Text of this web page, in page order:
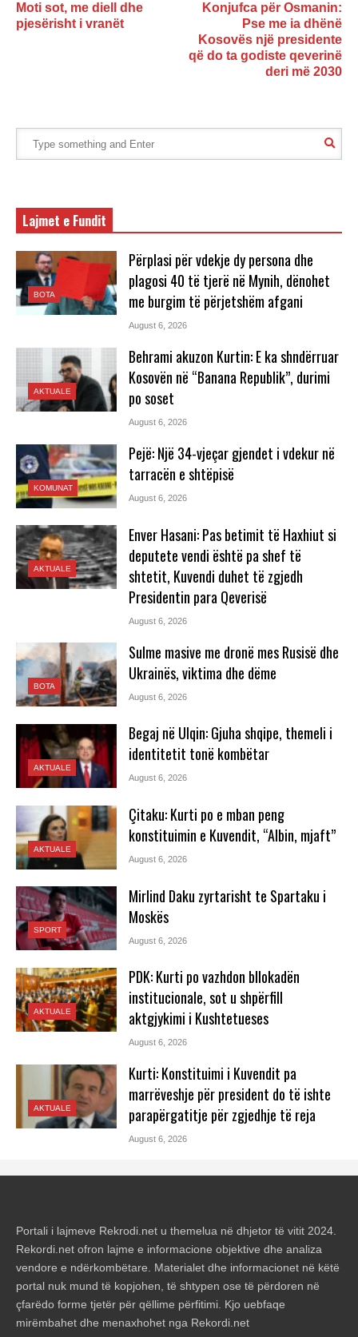
Moti sot, me diell dhe
pjesërisht i vranët
Konjufca për Osmanin:
Pse me ia dhënë
Kosovës një presidente
që do ta godiste qeverinë
deri më 2030
Lajmet e Fundit
BOTA
Përplasi për vdekje dy persona dhe
plagosi 40 të tjerë në Mynih, dënohet
me burgim të përjetshëm afgani
August 6, 2026
AKTUALE
Behrami akuzon Kurtin: E ka shndërruar
Kosovën në “Banana Republik”, durimi
po soset
August 6, 2026
KOMUNAT
Pejë: Një 34-vjeçar gjendet i vdekur në
tarracën e shtëpisë
August 6, 2026
AKTUALE
Enver Hasani: Pas betimit të Haxhiut si
deputete vendi është pa shef të
shtetit, Kuvendi duhet të zgjedh
Presidentin para Qeverisë
August 6, 2026
BOTA
Sulme masive me dronë mes Rusisë dhe
Ukrainës, viktima dhe dëme
August 6, 2026
AKTUALE
Begaj në Ulqin: Gjuha shqipe, themeli i
identitetit tonë kombëtar
August 6, 2026
AKTUALE
Çitaku: Kurti po e mban peng
konstituimin e Kuvendit, “Albin, mjaft”
August 6, 2026
SPORT
Mirlind Daku zyrtarisht te Spartaku i
Moskës
August 6, 2026
AKTUALE
PDK: Kurti po vazhdon bllokadën
institucionale, sot u shpërfill
aktgjykimi i Kushtetueses
August 6, 2026
AKTUALE
Kurti: Konstituimi i Kuvendit pa
marrëveshje për president do të ishte
parapërgatitje për zgjedhje të reja
August 6, 2026
Portali i lajmeve Rekrodi.net u themelua në dhjetor të vitit 2024.
Rekordi.net ofron lajme e informacione objektive dhe analiza
vendore e ndërkombëtare. Materialet dhe informacionet në këtë
portal nuk mund të kopjohen, të shtypen ose të përdoren në
çfarëdo forme tjetër për qëllime përfitimi. Kjo uebfaqe
mirëmbahet dhe menaxhohet nga Rekordi.net